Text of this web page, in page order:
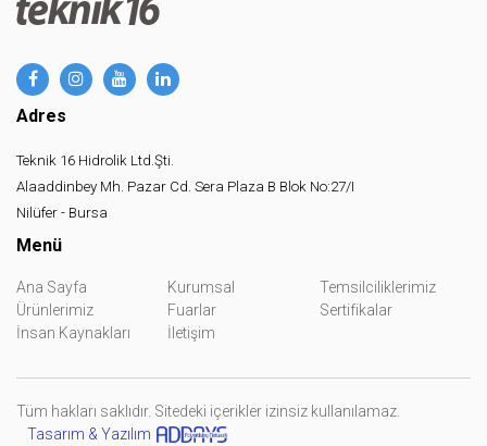
Adres
Teknik 16 Hidrolik Ltd.Şti.
Alaaddinbey Mh. Pazar Cd. Sera Plaza B Blok No:27/I
Nilüfer - Bursa
Menü
Ana Sayfa Kurumsal
Temsilciliklerimiz
Ürünlerimiz
Fuarlar
Sertifikalar
İnsan Kaynakları
İletişim
Tüm hakları saklıdır. Sitedeki içerikler izinsiz kullanılamaz.
Tasarım & Yazılım